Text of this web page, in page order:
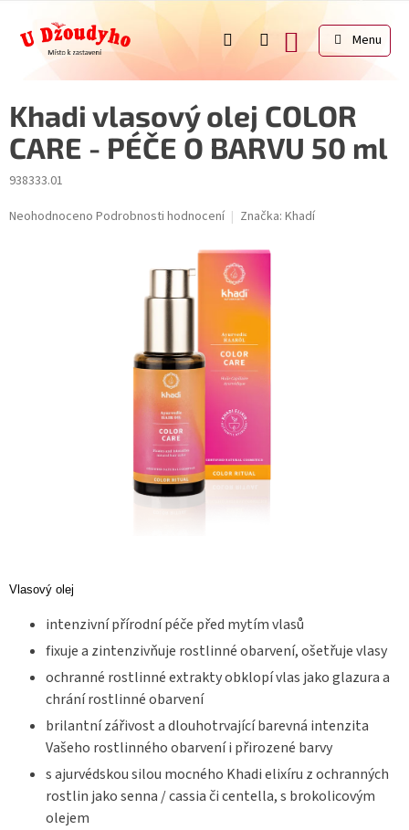
obsah
NÁKUPNÍ
KOŠÍK
Khadi vlasový olej COLOR
CARE - PÉČE O BARVU 50 ml
938333.01
Průměrné
Neohodnoceno Podrobnosti hodnocení Značka: Khadí
Vlasový olej
intenzivní přírodní péče před mytím vlasů
fixuje a zintenzivňuje rostlinné obarvení, ošetřuje vlasy
ochranné rostlinné extrakty obklopí vlas jako glazura a
chrání rostlinné obarvení
brilantní zářivost a dlouhotrvající barevná intenzita
Vašeho rostlinného obarvení i přirozené barvy
s ajurvédskou silou mocného Khadi elixíru z ochranných
rostlin jako senna / cassia či centella, s brokolicovým
olejem